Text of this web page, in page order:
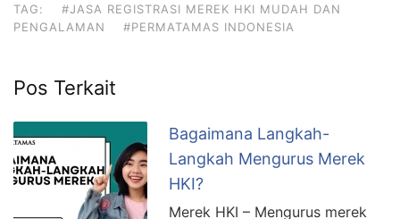
TAG:
#JASA REGISTRASI MEREK HKI MUDAH DAN
PENGALAMAN
#PERMATAMAS INDONESIA
Pos Terkait
Bagaimana Langkah-
Langkah Mengurus Merek
HKI?
Merek HKI – Mengurus merek